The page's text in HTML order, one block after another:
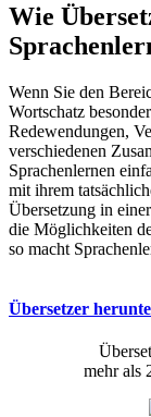
Wie
Wenn Sie den
Wortschatz
Redewendungen,
verschiedenen
Sprachenlernen
mit ihrem
Übersetzung in
die Möglichkeiten
so macht
Übersetzer
mehr als